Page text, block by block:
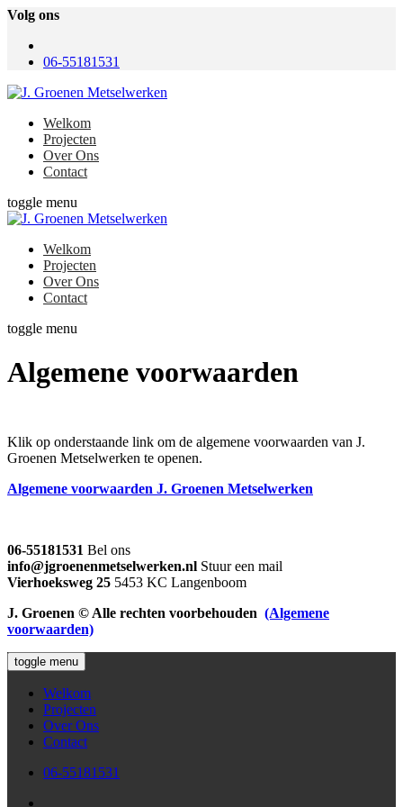
Volg ons
06-55181531
Welkom
Projecten
Over Ons
Contact
toggle menu
Welkom
Projecten
Over Ons
Contact
toggle menu
Algemene voorwaarden
Klik op onderstaande link om de algemene voorwaarden van J.
Groenen Metselwerken te openen.
Algemene voorwaarden J. Groenen Metselwerken
06-55181531 Bel ons
info@jgroenenmetselwerken.nl Stuur een mail
Vierhoeksweg 25 5453 KC Langenboom
J. Groenen © Alle rechten voorbehouden (Algemene
voorwaarden)
toggle menu
Welkom
Projecten
Over Ons
Contact
06-55181531